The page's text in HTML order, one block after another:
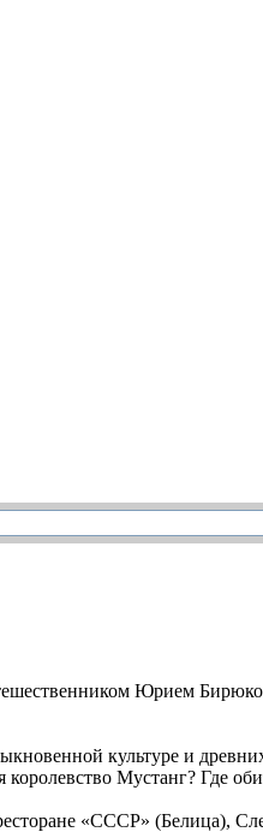
Юрием
культуре и
Мустанг? Где
«СССР» (Белица),